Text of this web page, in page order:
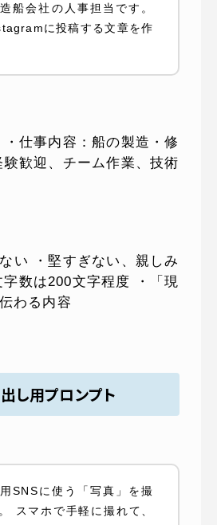
船会社の人事担当です。
に投稿する文章を作
仕事内容：船の製造・修
歓迎、チーム作業、技術
い ・堅すぎない、親しみ
数は200文字程度 ・「現
わる内容
し用プロンプト
SNSに使う「写真」を撮
スマホで手軽に撮れて、